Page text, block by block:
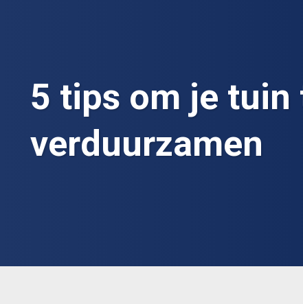
5 tips om je tuin
verduurzamen